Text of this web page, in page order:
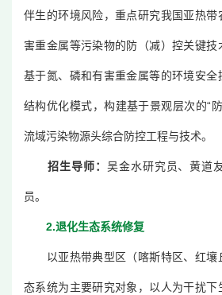
伴生的环境风险，重点研究我国亚热
害重金属等污染物的防（减）控关键技
基于氮、磷和有害重金属等的环境安全
结构优化模式，构建基于景观层次的“
流域污染物源头综合防控工程与技术。
招生导师： 吴金水研究员、黄道
员。
2.退化生态系统修复
以亚热带典型区（喀斯特区、红壤
态系统为主要研究对象，以人为干扰下